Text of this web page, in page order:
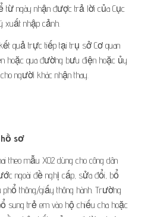
từ ngày nhận được trả lời của Cục
xuất nhập cảnh.
quả trực tiếp tại trụ sở Cơ quan
hoặc qua đường bưu điện hoặc ủy
người khác nhận thay.
hồ sơ
theo mẫu X02 dùng cho công dân
ngoài đề nghị cấp, sửa đổi, bổ
thông/giấy thông hành. Trường
sung trẻ em vào hộ chiếu cha hoặc